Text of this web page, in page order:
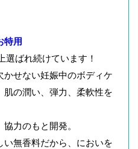
特用
選ばれ続けています！
せない妊娠中のボディケ
の潤い、弾力、柔軟性を
力のもと開発。
無香料だから、においを